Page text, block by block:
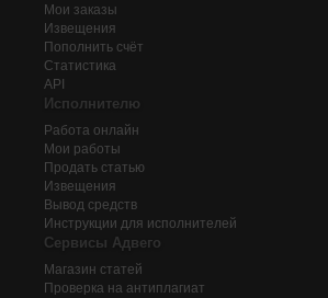
Мои заказы
Извещения
Пополнить счёт
Статистика
API
Исполнителю
Работа онлайн
Мои работы
Продать статью
Извещения
Вывод средств
Инструкции для исполнителей
Сервисы Адвего
Магазин статей
Проверка на антиплагиат